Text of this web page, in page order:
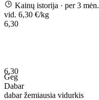
Kainų istorija · per 3 mėn.
vid. 6,30 €/kg
6,30
6,30
Geg
Dabar
dabaržemiausia vidurkis